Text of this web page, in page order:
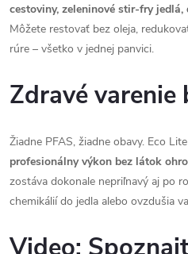
cestoviny, zeleninové stir-fry
Môžete restovať bez oleja,
rúre – všetko v jednej panvici.
Zdravé varenie
Žiadne PFAS, žiadne obavy. Eco
profesionálny výkon bez látok
zostáva dokonale nepriľnavý aj po
chemikálií do jedla alebo ovzdušia